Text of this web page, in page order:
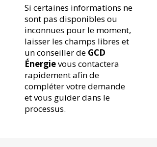
Si certaines informations ne
sont pas disponibles ou
inconnues pour le moment,
laisser les champs libres et
un conseiller de GCD
Énergievous contactera
rapidement afin de
compléter votre demande
et vous guider dans le
processus.